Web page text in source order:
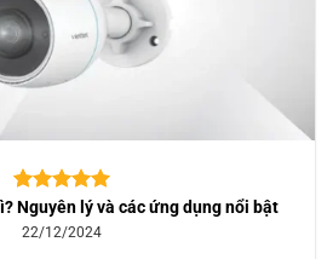
5.00trên 5
dựa trên
10Nguyên lý và các ứng dụng nổi bật
22/12/2024